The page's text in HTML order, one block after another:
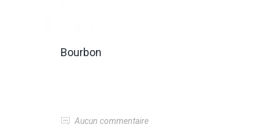
Bourbon
Aucun commentaire